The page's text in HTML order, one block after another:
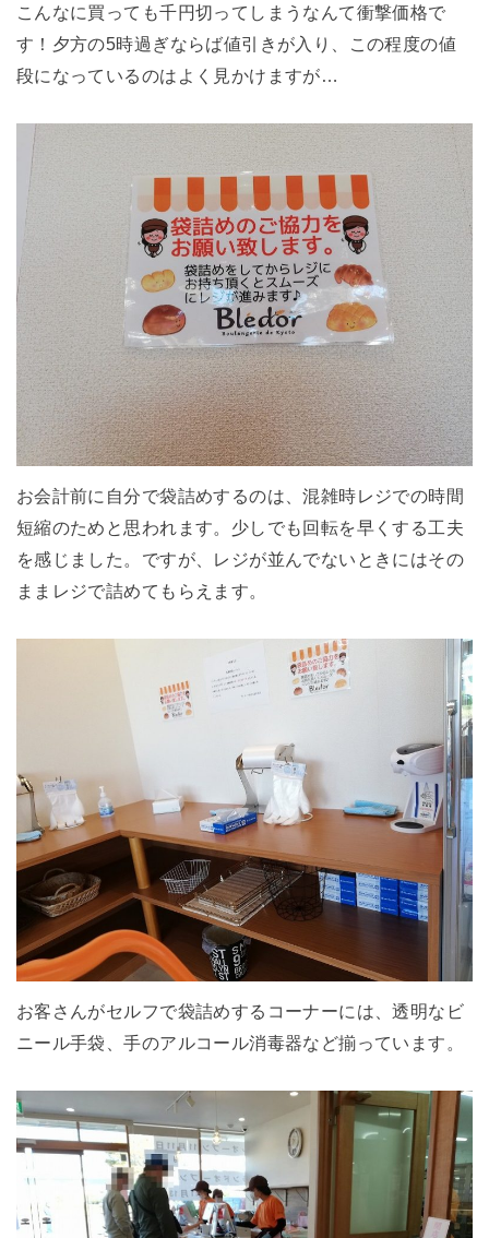
こんなに買っても千円切ってしまうなんて衝撃価格で
す！夕方の5時過ぎならば値引きが入り、この程度の値
段になっているのはよく見かけますが…
お会計前に自分で袋詰めするのは、混雑時レジでの時間
短縮のためと思われます。少しでも回転を早くする工夫
を感じました。ですが、レジが並んでないときにはその
ままレジで詰めてもらえます。
お客さんがセルフで袋詰めするコーナーには、透明なビ
ニール手袋、手のアルコール消毒器など揃っています。